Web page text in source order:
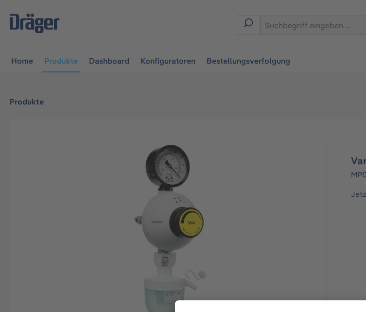
springen
Home Produkte Dashboard Konfiguratoren Bestellungsverfolgung
Produkte